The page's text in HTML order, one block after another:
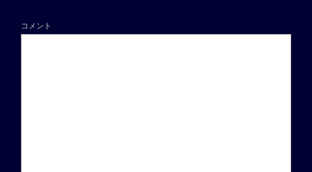
コメント